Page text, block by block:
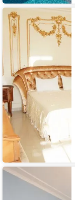
Вилла
Бон
Мезон
Гостевой